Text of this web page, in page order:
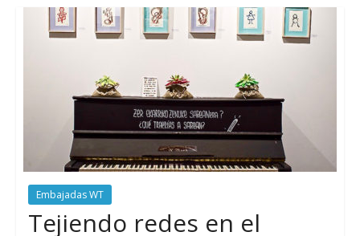
Embajadas WT
Tejiendo redes en el